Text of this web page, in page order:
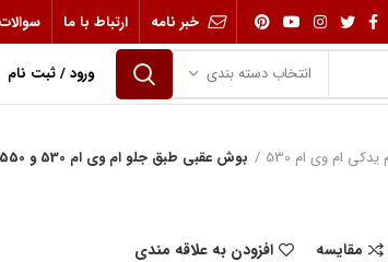
خبر نامه ارتباط با ما
انتخاب دسته بندی ورود / ثبت نام
ام وی ام 530 بوش عقبی طبق جلو ام وی ام 530 و 550
مقایسه
افزودن به علاقه مندی